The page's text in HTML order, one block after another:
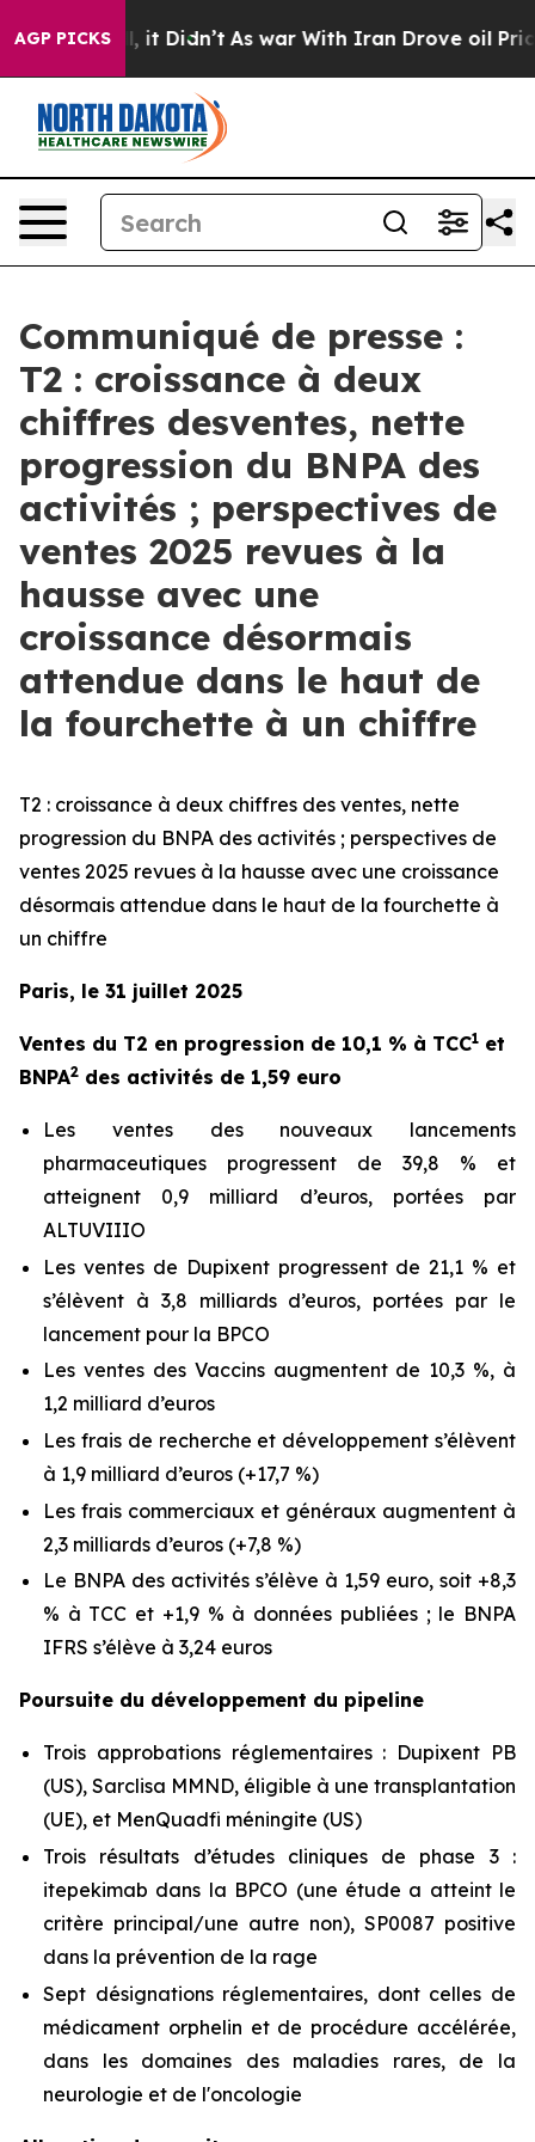
AGP PICKS
Well, it Didn’t As war With Iran Drove oil Prices
Communiqué de presse :
T2 : croissance à deux
chiffres desventes, nette
progression du BNPA des
activités ; perspectives de
ventes 2025 revues à la
hausse avec une
croissance désormais
attendue dans le haut de
la fourchette à un chiffre
T2 : croissance à deux chiffres des ventes, nette
progression du BNPA des activités ; perspectives de
ventes 2025 revues à la hausse avec une croissance
désormais attendue dans le haut de la fourchette à
un chiffre
Paris, le 31 juillet 2025
Ventes du T2 en progression de 10,1 % à TCC1 et
BNPA2 des activités de 1,59 euro
Les ventes des nouveaux lancements
pharmaceutiques progressent de 39,8 % et
atteignent 0,9 milliard d’euros, portées par
ALTUVIIIO
Les ventes de Dupixent progressent de 21,1 % et
s’élèvent à 3,8 milliards d’euros, portées par le
lancement pour la BPCO
Les ventes des Vaccins augmentent de 10,3 %, à
1,2 milliard d’euros
Les frais de recherche et développement s’élèvent
à 1,9 milliard d’euros (+17,7 %)
Les frais commerciaux et généraux augmentent à
2,3 milliards d’euros (+7,8 %)
Le BNPA des activités s’élève à 1,59 euro, soit +8,3
% à TCC et +1,9 % à données publiées ; le BNPA
IFRS s’élève à 3,24 euros
Poursuite du développement du pipeline
Trois approbations réglementaires : Dupixent PB
(US), Sarclisa MMND, éligible à une transplantation
(UE), et MenQuadfi méningite (US)
Trois résultats d’études cliniques de phase 3 :
itepekimab dans la BPCO (une étude a atteint le
critère principal/une autre non), SP0087 positive
dans la prévention de la rage
Sept désignations réglementaires, dont celles de
médicament orphelin et de procédure accélérée,
dans les domaines des maladies rares, de la
neurologie et de l'oncologie